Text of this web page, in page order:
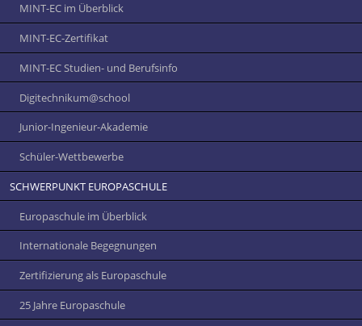
MINT-EC im Überblick
MINT-EC-Zertifikat
MINT-EC Studien- und Berufsinfo
Digitechnikum­@school
Junior-Ingenieur-Akademie
Schüler-Wettbewerbe
SCHWERPUNKT EUROPASCHULE
Europaschule im Überblick
Internationale Begegnungen
Zertifizierung als Europaschule
25 Jahre Europaschule